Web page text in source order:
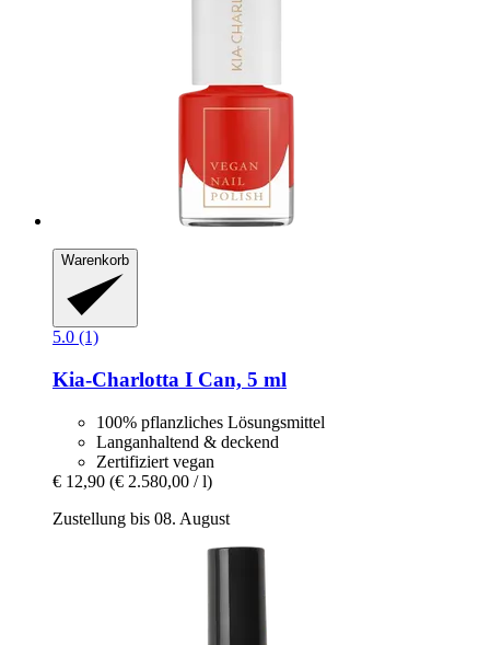
Warenkorb
5.0 (1)
Kia-Charlotta I Can, 5 ml
100% pflanzliches Lösungsmittel
Langanhaltend & deckend
Zertifiziert vegan
€ 12,90 (€ 2.580,00 / l)
Zustellung bis 08. August